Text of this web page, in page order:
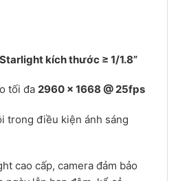
kích thước ≥ 1/1.8”
tối đa 2960 × 1668 @ 25fps
trong điều kiện ánh sáng
cao cấp, camera đảm bảo